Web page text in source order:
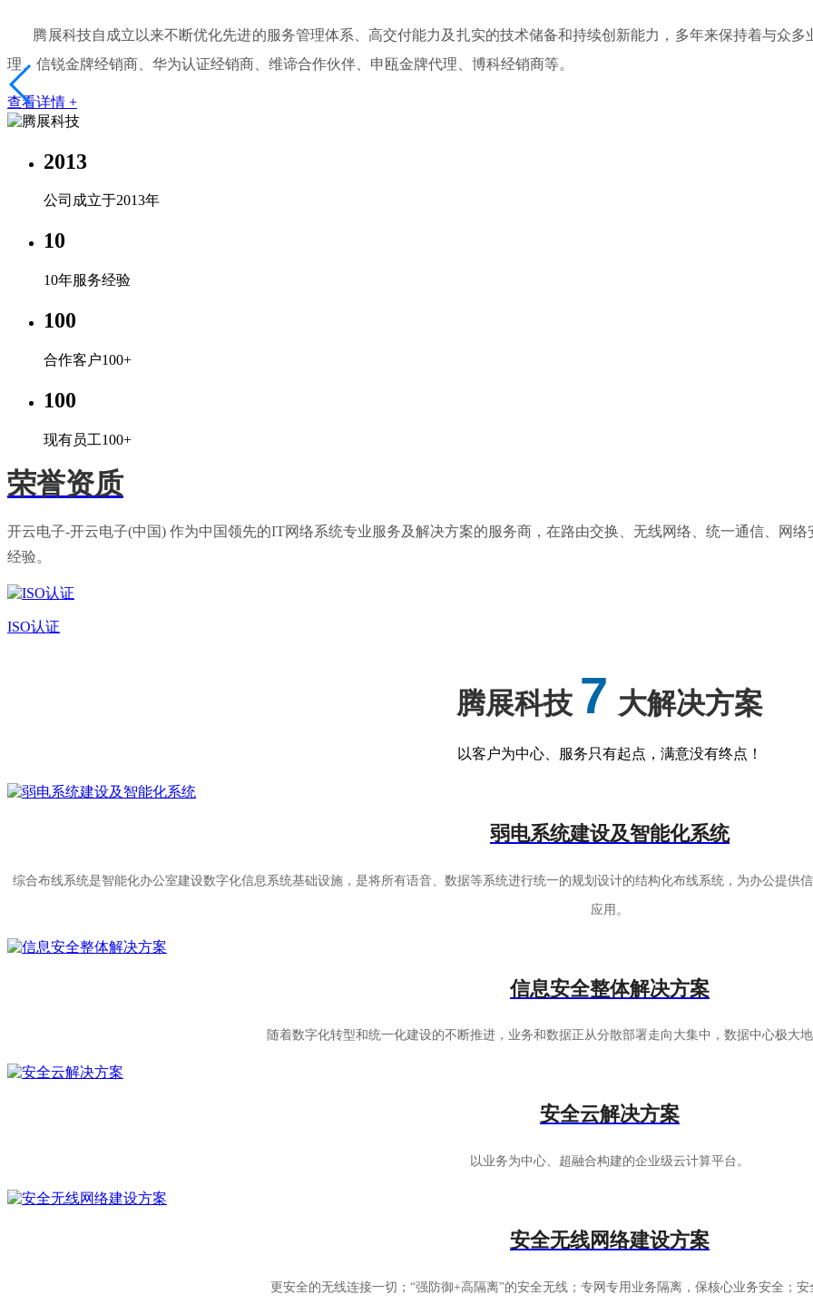
腾展科技自成立以来不断优化先进的服务管理体系、高交付能力及扎实的技术储备和持续创新能力，多年来保持着与众多
理、信锐金牌经销商、华为认证经销商、维谛合作伙伴、申瓯金牌代理、博科经销商等。
查看详情 +
2013
公司成立于2013年
10
10年服务经验
100
合作客户100+
100
现有员工100+
荣誉资质
开云电子-开云电子(中国) 作为中国领先的IT网络系统专业服务及解决方案的服务商，在路由交换、无线网络、统一通信、网
经验。
ISO认证
腾展科技 7 大解决方案
以客户为中心、服务只有起点，满意没有终点！
弱电系统建设及智能化系统
综合布线系统是智能化办公室建设数字化信息系统基础设施，是将所有语音、数据等系统进行统一的规划设计的结构化布线系统，为办公提供
应用。
信息安全整体解决方案
随着数字化转型和统一化建设的不断推进，业务和数据正从分散部署走向大集中，数据中心极大
安全云解决方案
以业务为中心、超融合构建的企业级云计算平台。
安全无线网络建设方案
更安全的无线连接一切；“强防御+高隔离”的安全无线；专网专用业务隔离，保核心业务安全；